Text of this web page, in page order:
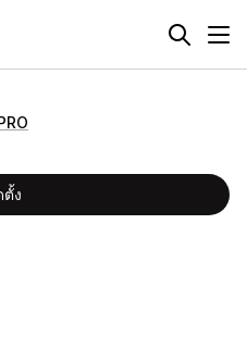
ตั้ง